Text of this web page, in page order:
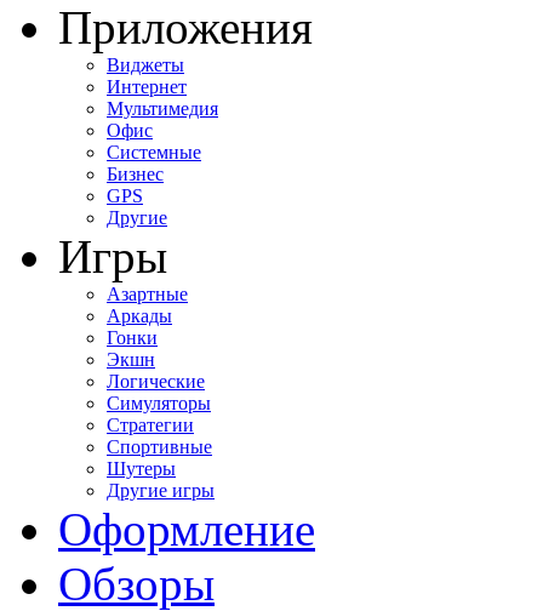
Приложения
Виджеты
Интернет
Мультимедия
Офис
Системные
Бизнес
GPS
Другие
Игры
Азартные
Аркады
Гонки
Экшн
Логические
Симуляторы
Стратегии
Спортивные
Шутеры
Другие игры
Оформление
Обзоры